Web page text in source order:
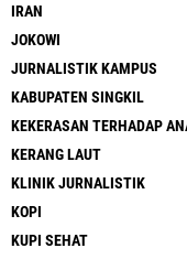
IRAN
JOKOWI
JURNALISTIK KAMPUS
KABUPATEN SINGKIL
KEKERASAN TERHADAP
KERANG LAUT
KLINIK JURNALISTIK
KOPI
KUPI SEHAT